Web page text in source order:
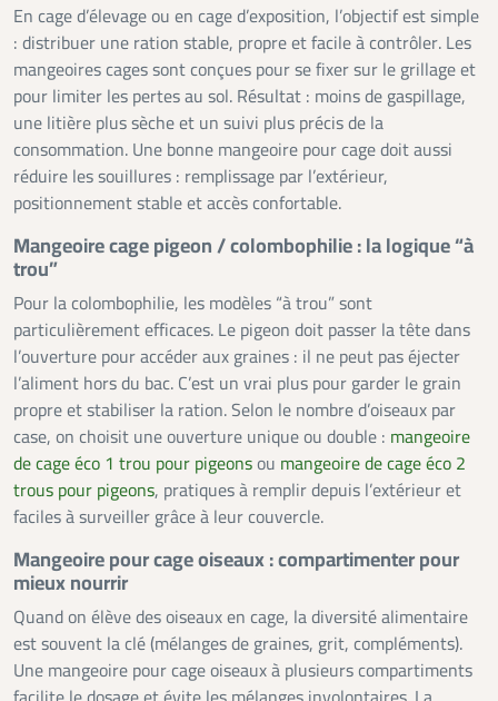
En cage d’élevage ou en cage d’exposition, l’objectif est simple
: distribuer une ration stable, propre et facile à contrôler. Les
mangeoires cages sont conçues pour se fixer sur le grillage et
pour limiter les pertes au sol. Résultat : moins de gaspillage,
une litière plus sèche et un suivi plus précis de la
consommation. Une bonne mangeoire pour cage doit aussi
réduire les souillures : remplissage par l’extérieur,
positionnement stable et accès confortable.
Mangeoire cage pigeon / colombophilie : la logique “à
trou”
Pour la colombophilie, les modèles “à trou” sont
particulièrement efficaces. Le pigeon doit passer la tête dans
l’ouverture pour accéder aux graines : il ne peut pas éjecter
l’aliment hors du bac. C’est un vrai plus pour garder le grain
propre et stabiliser la ration. Selon le nombre d’oiseaux par
case, on choisit une ouverture unique ou double : mangeoire
de cage éco 1 trou pour pigeonsou mangeoire de cage éco 2
trous pour pigeons, pratiques à remplir depuis l’extérieur et
faciles à surveiller grâce à leur couvercle.
Mangeoire pour cage oiseaux : compartimenter pour
mieux nourrir
Quand on élève des oiseaux en cage, la diversité alimentaire
est souvent la clé (mélanges de graines, grit, compléments).
Une mangeoire pour cage oiseaux à plusieurs compartiments